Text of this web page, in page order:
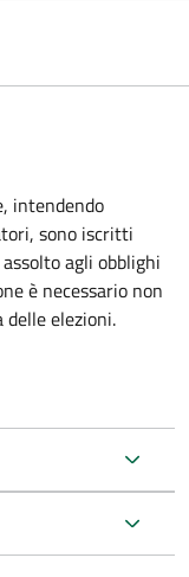
intendendo
sono iscritti
agli obblighi
è necessario non
elezioni.